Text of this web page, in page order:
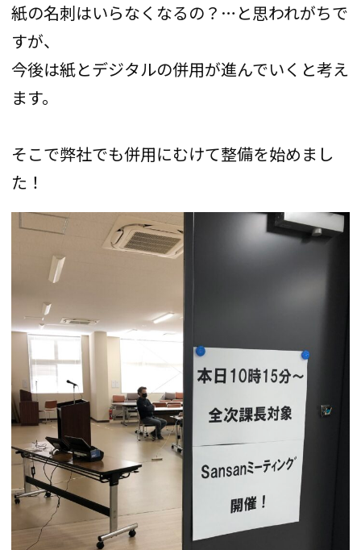
紙の名刺はいらなくなるの？…と思われがちで
すが、
今後は紙とデジタルの併用が進んでいくと考え
ます。
そこで弊社でも併用にむけて整備を始めまし
た！